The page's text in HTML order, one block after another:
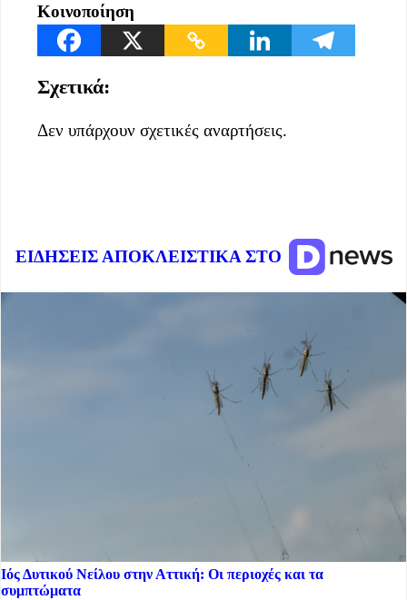
Κοινοποίηση
Σχετικά:
Δεν υπάρχουν σχετικές αναρτήσεις.
ΕΙΔΗΣΕΙΣ ΑΠΟΚΛΕΙΣΤΙΚΑ ΣΤΟ
Ιός Δυτικού Νείλου στην Αττική: Οι περιοχές και τα
συμπτώματα